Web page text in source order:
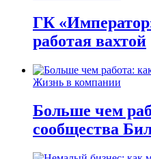
ГК
работая вахтой
Жизнь в компании
Больше чем
сообщества